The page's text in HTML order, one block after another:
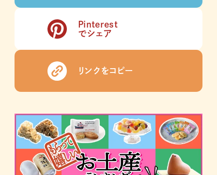
Pinterest
でシェア
リンクをコピー